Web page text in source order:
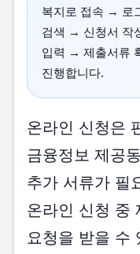
복지로 접속 → 로
검색 → 신청서 작
입력 → 제출서류
진행합니다.
온라인 신청은
금융정보 제공
추가 서류가 필
온라인 신청 중
요청을 받을 수